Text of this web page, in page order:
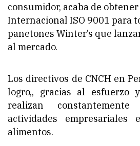
consumidor, acaba de
Internacional ISO 9001 para
panetones Winter’s que
al mercado.
Los directivos de CNCH en
logro,, gracias al esfuerzo
realizan
actividades
alimentos.